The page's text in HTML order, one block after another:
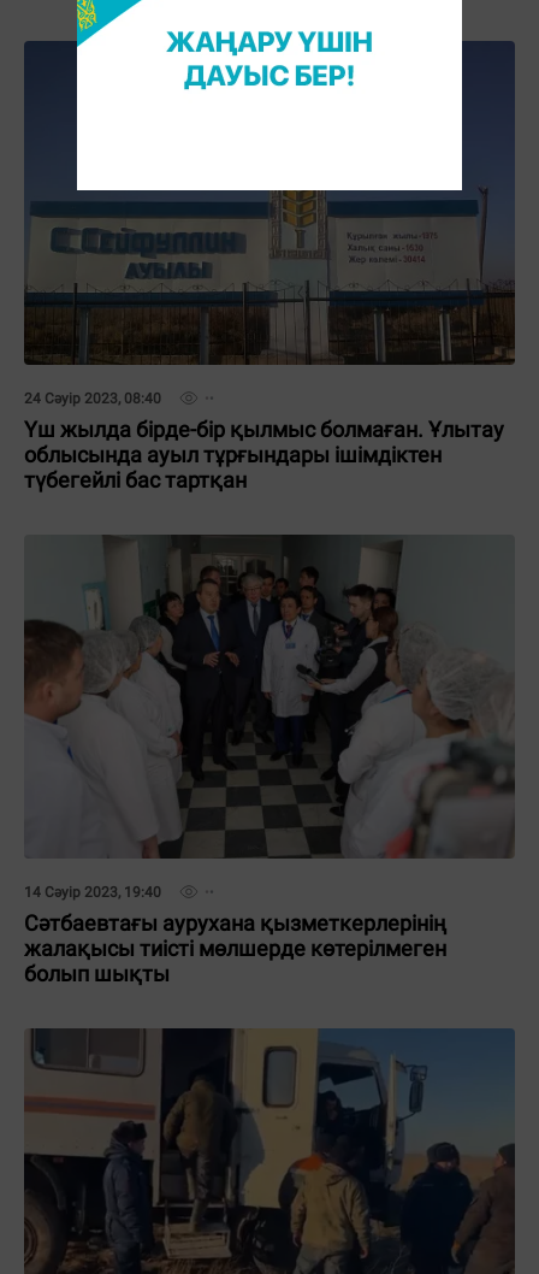
24 Сәуір 2023, 08:40
Үш жылда бірде-бір қылмыс болмаған. Ұлытау
облысында ауыл тұрғындары ішімдіктен
түбегейлі бас тартқан
14 Сәуір 2023, 19:40
Сәтбаевтағы аурухана қызметкерлерінің
жалақысы тиісті мөлшерде көтерілмеген
болып шықты